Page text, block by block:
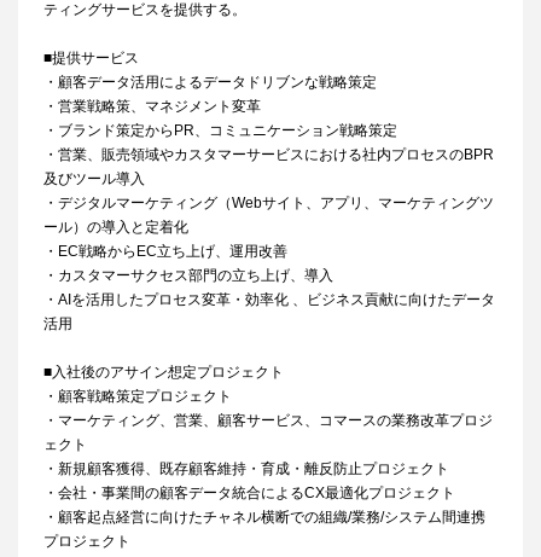
ティングサービスを提供する。
■提供サービス
・顧客データ活用によるデータドリブンな戦略策定
・営業戦略策、マネジメント変革
・ブランド策定からPR、コミュニケーション戦略策定
・営業、販売領域やカスタマーサービスにおける社内プロセスのBPR
及びツール導入
・デジタルマーケティング（Webサイト、アプリ、マーケティングツ
ール）の導入と定着化
・EC戦略からEC立ち上げ、運用改善
・カスタマーサクセス部門の立ち上げ、導入
・AIを活用したプロセス変革・効率化 、ビジネス貢献に向けたデータ
活用
■入社後のアサイン想定プロジェクト
・顧客戦略策定プロジェクト
・マーケティング、営業、顧客サービス、コマースの業務改革プロジ
ェクト
・新規顧客獲得、既存顧客維持・育成・離反防止プロジェクト
・会社・事業間の顧客データ統合によるCX最適化プロジェクト
・顧客起点経営に向けたチャネル横断での組織/業務/システム間連携
プロジェクト